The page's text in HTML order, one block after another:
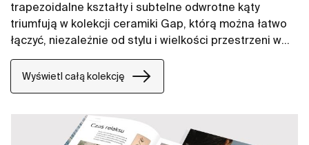
trapezoidalne kształty i subtelne odwrotne kąty
triumfują w kolekcji ceramiki Gap, którą można łatwo
łączyć, niezależnie od stylu i wielkości przestrzeni w
łazience. W naszych propozycjach znajdują się między
innymi umywalki Gap, miski WC Gap, deski WC i bidety
Gap.
Wyświetl całą kolekcję